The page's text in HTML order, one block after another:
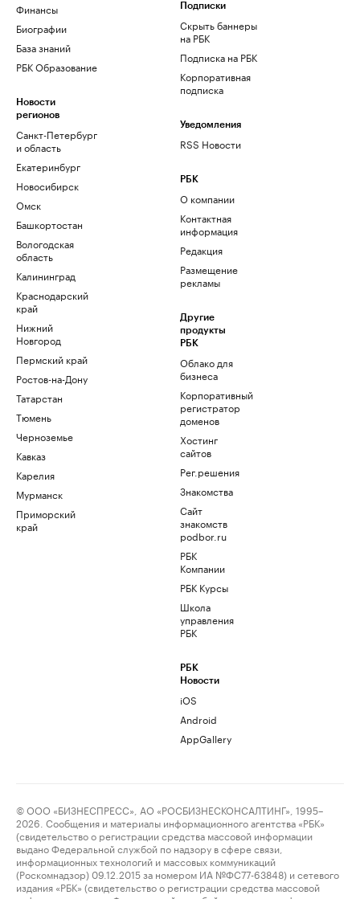
Финансы
Биографии
База знаний
РБК Образование
Новости
регионов
Санкт-Петербург
и область
Екатеринбург
Новосибирск
Омск
Башкортостан
Вологодская
область
Калининград
Краснодарский
край
Нижний
Новгород
Пермский край
Ростов-на-Дону
Татарстан
Тюмень
Черноземье
Кавказ
Карелия
Мурманск
Приморский
край
Подписки
Скрыть баннеры
на РБК
Подписка на РБК
Корпоративная
подписка
Уведомления
RSS Новости
РБК
О компании
Контактная
информация
Редакция
Размещение
рекламы
Другие
продукты
РБК
Облако для
бизнеса
Корпоративный
регистратор
доменов
Хостинг
сайтов
Рег.решения
Знакомства
Сайт
знакомств
podbor.ru
РБК
Компании
РБК Курсы
Школа
управления
РБК
РБК
Новости
iOS
Android
AppGallery
© ООО «БИЗНЕСПРЕСС», АО «РОСБИЗНЕСКОНСАЛТИНГ», 1995–
2026. Сообщения и материалы информационного агентства «РБК»
(свидетельство о регистрации средства массовой информации
выдано Федеральной службой по надзору в сфере связи,
информационных технологий и массовых коммуникаций
(Роскомнадзор) 09.12.2015 за номером ИА №ФС77-63848) и сетевого
издания «РБК» (свидетельство о регистрации средства массовой